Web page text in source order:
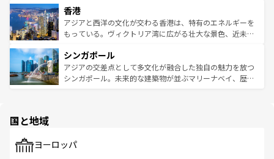
とつ。フォーやバインミー、ベトナムコーヒーなどは、ぜ
ひ現地で味わいたい。どの地域を訪れてもあたたかい人々
が旅行者を迎えてくれるので、きっと忘れられない旅にな
参照してほしい。
の活気が交差している。北部ではチェンマイなどの山岳地
帯で自然と触れ合い、南部ではプーケットやクラビの美し
いビーチでリゾート気分を楽しむことができる。タイ料理
激する。気候は一年中温暖で、どの季節にも異なる楽しみ
が待っている。親しみやすいタイの人々、仏教を中心とし
た文化、そして多様な観光資源が、訪れる旅人を魅了し続
香港
アジアと西洋の文化が交わる香港は、特有のエネルギーを
もっている。ヴィクトリア湾に広がる壮大な景色、近未来
み、どこを訪れても感動するはず。観光スポットが密集し
ており、効率よく見どころを回れるのも魅力。息をのむよ
うな絶景から文化的な体験まで、香港を存分に楽しみ尽く
シンガポール
アジアの交差点として多文化が融合した独自の魅力を放つ
シンガポール。未来的な建築物が並ぶマリーナベイ、歴史
で、ホーカーズは地元の風情を楽しめる外せないスポット
国と地域
ヨーロッパ